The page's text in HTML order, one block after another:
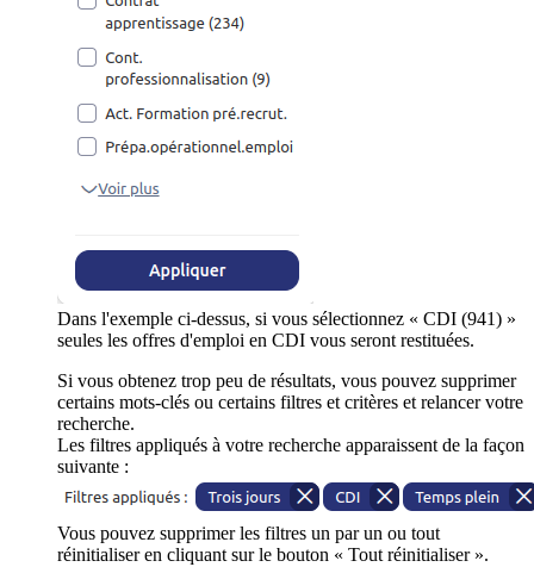
Dans l'exemple ci-dessus, si vous sélectionnez « CDI (941) »
seules les offres d'emploi en CDI vous seront restituées.
Si vous obtenez trop peu de résultats, vous pouvez supprimer
certains mots-clés ou certains filtres et critères et relancer votre
recherche.
Les filtres appliqués à votre recherche apparaissent de la façon
suivante :
Vous pouvez supprimer les filtres un par un ou tout
réinitialiser en cliquant sur le bouton « Tout réinitialiser ».